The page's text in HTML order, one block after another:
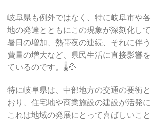
岐阜県も例外ではなく、特に岐阜市や
地の発達とともにこの現象が深刻化し
暑日の増加、熱帯夜の連続、それに伴
費量の増大など、県民生活に直接影響
ているのです。🌡️💦
特に岐阜県は、中部地方の交通の要衝
おり、住宅地や商業施設の建設が活発に
これは地域の発展にとって喜ばしいこ